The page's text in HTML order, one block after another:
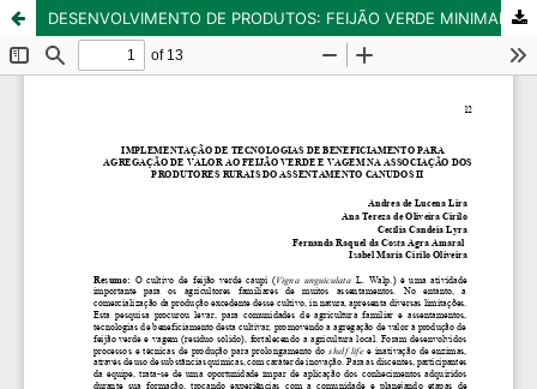
DESENVOLVIMENTO DE PRODUTOS: FEIJÃO VERDE MINIMAMENTE PROCESSADO E VAGEM CONDIMENTADA EM CONSERVA NA ASSOCIAÇÃO DOS PRODUTORES RURAIS DO ASSENTAMENTO CANUDOS II